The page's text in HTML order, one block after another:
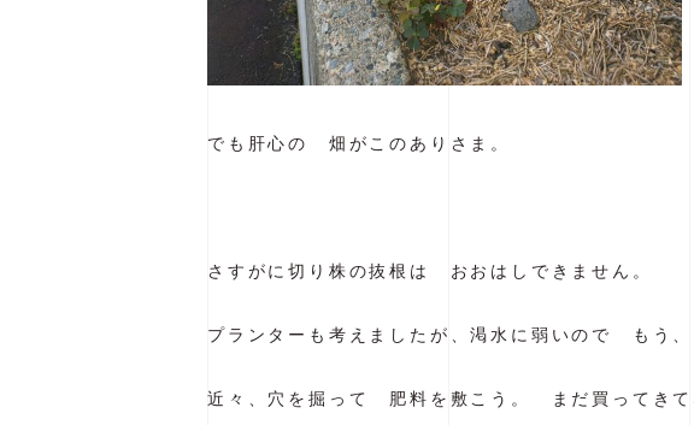
でも肝心の 畑がこのありさま。
さすがに切り株の抜根は おおはしできません。
プランターも考えましたが、渇水に弱いので もう
近々、穴を掘って 肥料を敷こう。 まだ買ってきて